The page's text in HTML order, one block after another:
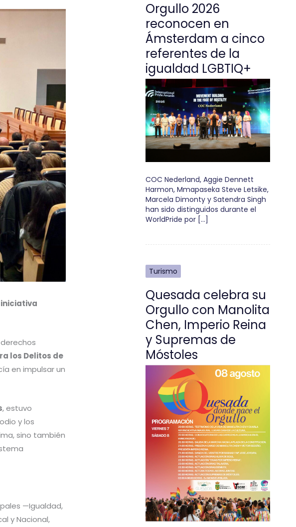
los Delitos de
en impulsar un
, estuvo
y los
sino también
—Igualdad,
y Nacional,
Orgullo 2026
reconocen en
Ámsterdam a cinco
referentes de la
igualdad LGBTIQ+
COC Nederland, Aggie Dennett
Harmon, Mmapaseka Steve Letsike,
Marcela Dimonty y Satendra Singh
han sido distinguidos durante el
WorldPride por […]
Turismo
Quesada celebra su
Orgullo con Manolita
Chen, Imperio Reina
y Supremas de
Móstoles